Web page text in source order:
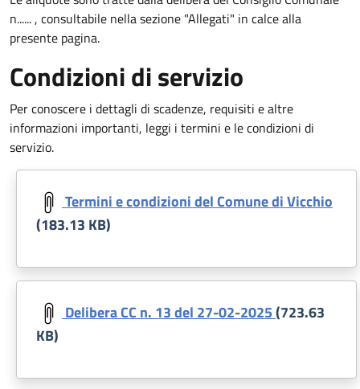
n...... , consultabile nella sezione "Allegati" in calce alla
presente pagina.
Condizioni di servizio
Per conoscere i dettagli di scadenze, requisiti e altre
informazioni importanti, leggi i termini e le condizioni di
servizio.
Document
Termini e condizioni del Comune di Vicchio
(183.13 KB)
Document
Delibera CC n. 13 del 27-02-2025(723.63
KB)